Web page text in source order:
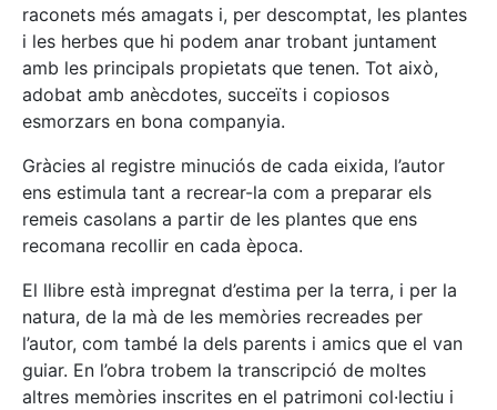
raconets més amagats i, per descomptat, les plantes
i les herbes que hi podem anar trobant juntament
amb les principals propietats que tenen. Tot això,
adobat amb anècdotes, succeïts i copiosos
esmorzars en bona companyia.
Gràcies al registre minuciós de cada eixida, l’autor
ens estimula tant a recrear-la com a preparar els
remeis casolans a partir de les plantes que ens
recomana recollir en cada època.
El llibre està impregnat d’estima per la terra, i per la
natura, de la mà de les memòries recreades per
l’autor, com també la dels parents i amics que el van
guiar. En l’obra trobem la transcripció de moltes
altres memòries inscrites en el patrimoni col·lectiu i